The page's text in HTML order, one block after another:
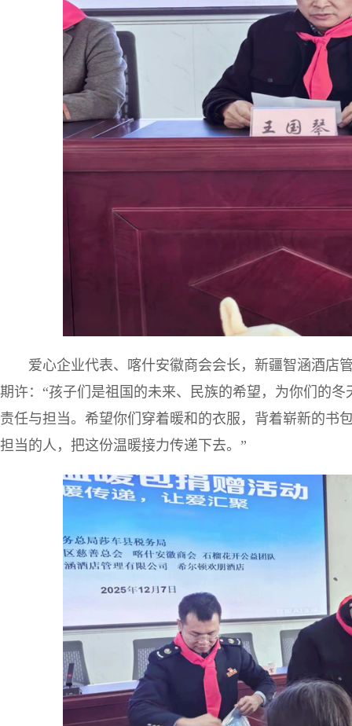
爱心企业代表、喀什安徽商会会长，新疆智涵酒店
期许：“孩子们是祖国的未来、民族的希望，为你们的
责任与担当。希望你们穿着暖和的衣服，背着崭新的书
担当的人，把这份温暖接力传递下去。”